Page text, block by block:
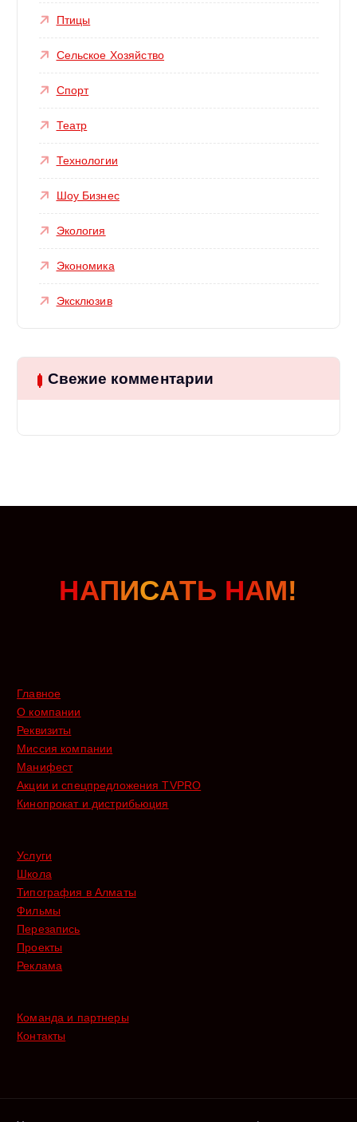
Птицы
Сельское Хозяйство
Спорт
Театр
Технологии
Шоу Бизнес
Экология
Экономика
Эксклюзив
Свежие комментарии
НАПИСАТЬ НАМ!
Главное
О компании
Реквизиты
Миссия компании
Манифест
Акции и спецпредложения TVPRO
Кинопрокат и дистрибьюция
Услуги
Школа
Типография в Алматы
Фильмы
Перезапись
Проекты
Реклама
Команда и партнеры
Контакты